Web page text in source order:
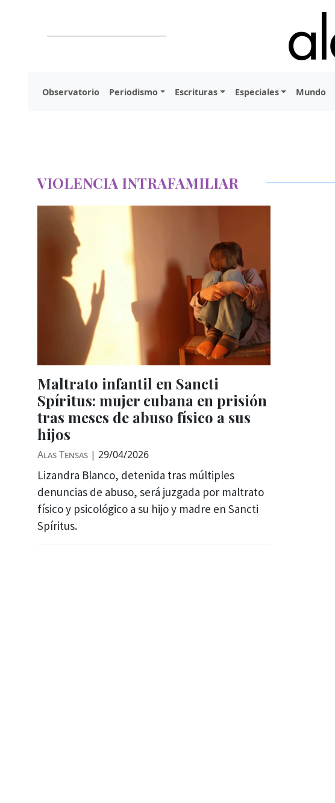
Observatorio Periodismo Escrituras Especiales Mundo
VIOLENCIA INTRAFAMILIAR
Maltrato infantil en Sancti
Spíritus: mujer cubana en prisión
tras meses de abuso físico a sus
hijos
Alas Tensas | 29/04/2026
Lizandra Blanco, detenida tras múltiples
denuncias de abuso, será juzgada por maltrato
físico y psicológico a su hijo y madre en Sancti
Spíritus.